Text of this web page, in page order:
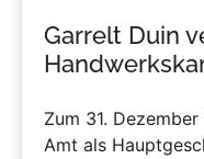
Garrelt Duin
Zum 31.
Amt als